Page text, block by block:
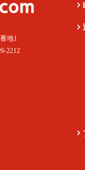
地1
2212